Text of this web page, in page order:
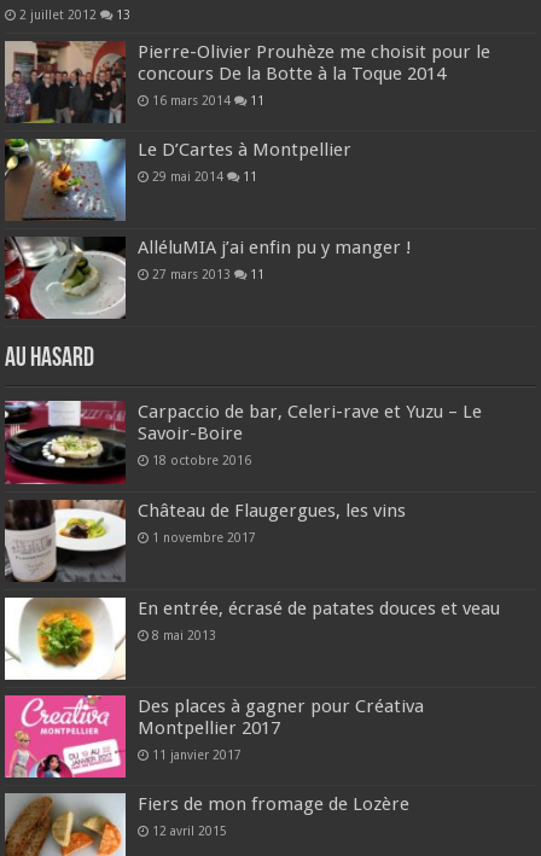
2 juillet 2012 13
Pierre-Olivier Prouhèze me choisit pour le
concours De la Botte à la Toque 2014
16 mars 2014 11
Le D’Cartes à Montpellier
29 mai 2014 11
AlléluMIA j’ai enfin pu y manger !
27 mars 2013 11
Au hasard
Carpaccio de bar, Celeri-rave et Yuzu – Le
Savoir-Boire
18 octobre 2016
Château de Flaugergues, les vins
1 novembre 2017
En entrée, écrasé de patates douces et veau
8 mai 2013
Des places à gagner pour Créativa
Montpellier 2017
11 janvier 2017
Fiers de mon fromage de Lozère
12 avril 2015